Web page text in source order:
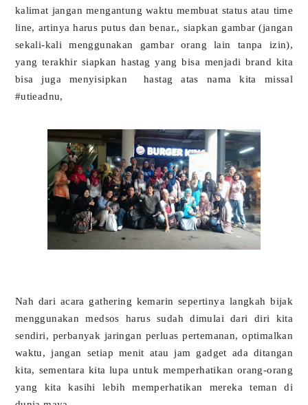
kalimat jangan mengantung waktu membuat status atau time
line, artinya harus putus dan benar., siapkan gambar (jangan
sekali-kali menggunakan gambar orang lain tanpa izin),
yang terakhir siapkan hastag yang bisa menjadi brand kita
bisa juga menyisipkan
hastag atas nama kita missal
#utieadnu,
Nah dari acara gathering kemarin sepertinya langkah bijak
menggunakan medsos harus sudah dimulai dari diri kita
sendiri, perbanyak jaringan perluas pertemanan, optimalkan
waktu, jangan setiap menit atau jam gadget ada ditangan
kita, sementara kita lupa untuk memperhatikan orang-orang
yang kita kasihi lebih memperhatikan mereka teman di